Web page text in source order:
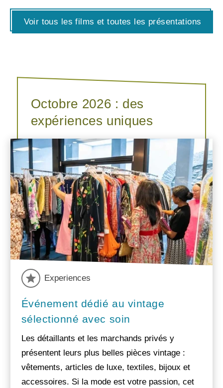
Voir tous les films et toutes les présentations
Octobre 2026 : des
expériences uniques
Experiences
Événement dédié au vintage
sélectionné avec soin
Les détaillants et les marchands privés y
présentent leurs plus belles pièces vintage :
vêtements, articles de luxe, textiles, bijoux et
accessoires. Si la mode est votre passion, cet